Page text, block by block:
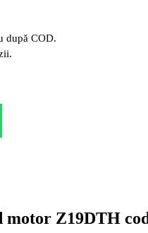
după COD.
Z19DTH cod